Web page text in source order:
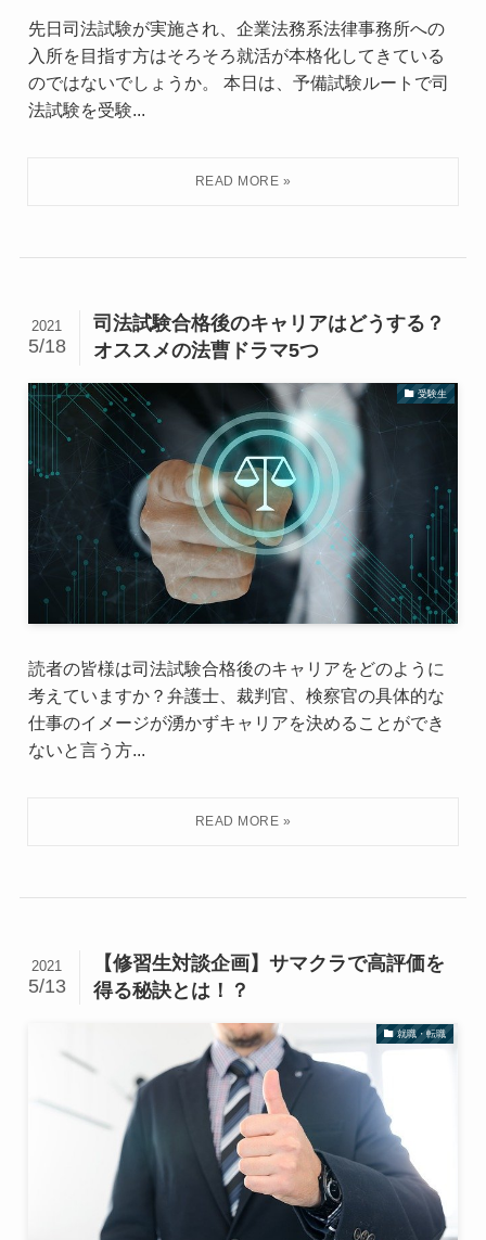
先日司法試験が実施され、企業法務系法律事務所への
入所を目指す方はそろそろ就活が本格化してきている
のではないでしょうか。 本日は、予備試験ルートで司
法試験を受験...
司法試験合格後のキャリアはどうする？
オススメの法曹ドラマ5つ
2021
5/18
受験生
読者の皆様は司法試験合格後のキャリアをどのように
考えていますか？弁護士、裁判官、検察官の具体的な
仕事のイメージが湧かずキャリアを決めることができ
ないと言う方...
【修習生対談企画】サマクラで高評価を
得る秘訣とは！？
2021
5/13
就職・転職